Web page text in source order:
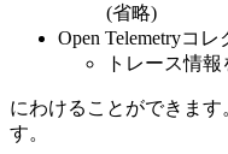
(省略)
Open Telemetryコレ
トレース情
にわけることができま
す。